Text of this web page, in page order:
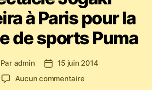
à Paris pour la
de sports Puma
Par admin
Date15 juin 2014
Aucun commentairesur